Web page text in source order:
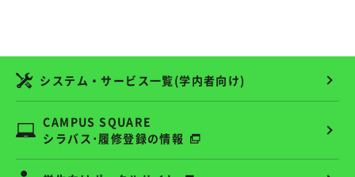
システム・サービス一覧(学内者向け)
CAMPUS SQUARE
シラバス･履修登録の情報